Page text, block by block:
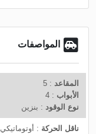
u
المواصفات
المقاعد : 5
الأبواب : 4
نوع الوقود : بنزين
ناقل الحركة : أوتوماتيكي